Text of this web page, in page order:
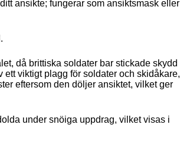
ansikte; fungerar som ansiktsmask eller
då brittiska soldater bar stickade skydd
viktigt plagg för soldater och skidåkare,
eftersom den döljer ansiktet, vilket ger
under snöiga uppdrag, vilket visas i